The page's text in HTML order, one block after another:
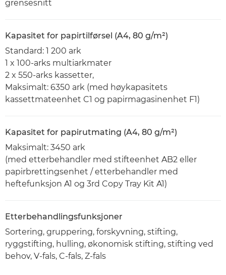
grensesnitt
Kapasitet for papirtilførsel (A4, 80 g/m²)
Standard: 1 200 ark
1 x 100-arks multiarkmater
2 x 550-arks kassetter,
Maksimalt: 6350 ark (med høykapasitets
kassettmateenhet C1 og papirmagasinenhet F1)
Kapasitet for papirutmating (A4, 80 g/m²)
Maksimalt: 3450 ark
(med etterbehandler med stifteenhet AB2 eller
papirbrettingsenhet / etterbehandler med
heftefunksjon A1 og 3rd Copy Tray Kit A1)
Etterbehandlingsfunksjoner
Sortering, gruppering, forskyvning, stifting,
ryggstifting, hulling, økonomisk stifting, stifting ved
behov, V-fals, C-fals, Z-fals